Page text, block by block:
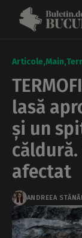
Articole Main
lasă
și un
căldură.
afectat
ANDREEA